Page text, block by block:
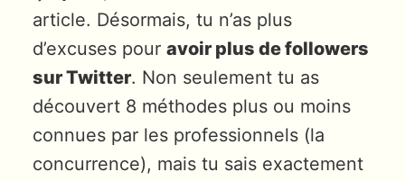
article. Désormais, tu n’as plus
d’excuses pour avoir plus de followers
sur Twitter. Non seulement tu as
découvert 8 méthodes plus ou moins
connues par les professionnels (la
concurrence), mais tu sais exactement